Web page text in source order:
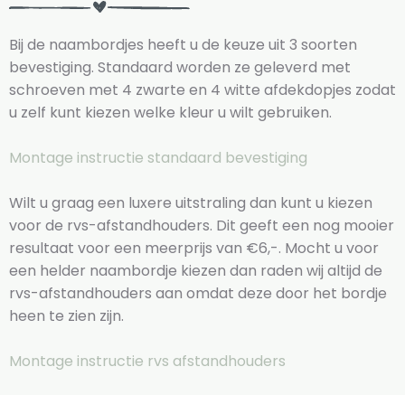
Bij de naambordjes heeft u de keuze uit 3 soorten
bevestiging. Standaard worden ze geleverd met
schroeven met 4 zwarte en 4 witte afdekdopjes zodat
u zelf kunt kiezen welke kleur u wilt gebruiken.
Montage instructie standaard bevestiging
Wilt u graag een luxere uitstraling dan kunt u kiezen
voor de rvs-afstandhouders. Dit geeft een nog mooier
resultaat voor een meerprijs van €6,-. Mocht u voor
een helder naambordje kiezen dan raden wij altijd de
rvs-afstandhouders aan omdat deze door het bordje
heen te zien zijn.
Montage instructie rvs afstandhouders